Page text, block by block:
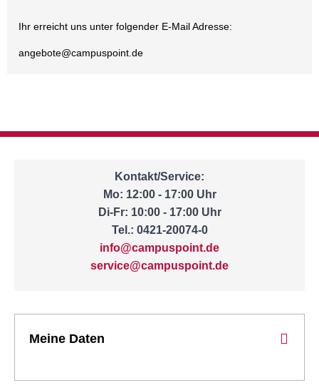
Ihr erreicht uns unter folgender E-Mail Adresse:
angebote@campuspoint.de
Kontakt/Service:
Mo: 12:00 - 17:00 Uhr
Di-Fr: 10:00 - 17:00 Uhr
Tel.: 0421-20074-0
info@campuspoint.de
service@campuspoint.de
Meine Daten